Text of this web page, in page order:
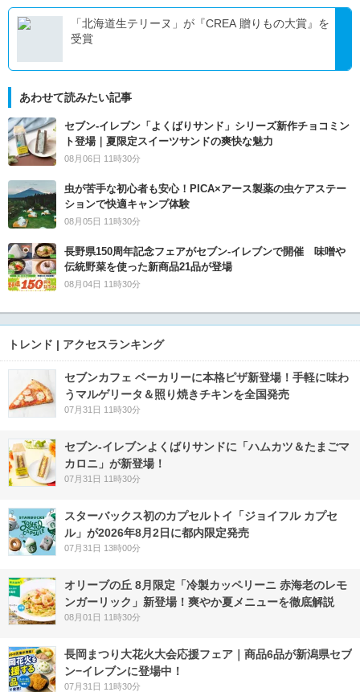
「北海道生テリーヌ」が『CREA 贈りもの大賞』を
受賞
あわせて読みたい記事
セブン‐イレブン「よくばりサンド」シリーズ新作チョコミン
ト登場｜夏限定スイーツサンドの爽快な魅力
08月06日 11時30分
虫が苦手な初心者も安心！PICA×アース製薬の虫ケアステー
ションで快適キャンプ体験
08月05日 11時30分
長野県150周年記念フェアがセブン-イレブンで開催 味噌や
伝統野菜を使った新商品21品が登場
08月04日 11時30分
トレンド | アクセスランキング
セブンカフェ ベーカリーに本格ピザ新登場！手軽に味わ
うマルゲリータ＆照り焼きチキンを全国発売
07月31日 11時30分
セブン‐イレブンよくばりサンドに「ハムカツ＆たまごマ
カロニ」が新登場！
07月31日 11時30分
スターバックス初のカプセルトイ「ジョイフル カプセ
ル」が2026年8月2日に都内限定発売
07月31日 13時00分
オリーブの丘 8月限定「冷製カッペリーニ 赤海老のレモ
ンガーリック」新登場！爽やか夏メニューを徹底解説
08月01日 11時30分
長岡まつり大花火大会応援フェア｜商品6品が新潟県セブ
ン−イレブンに登場中！
07月31日 11時30分